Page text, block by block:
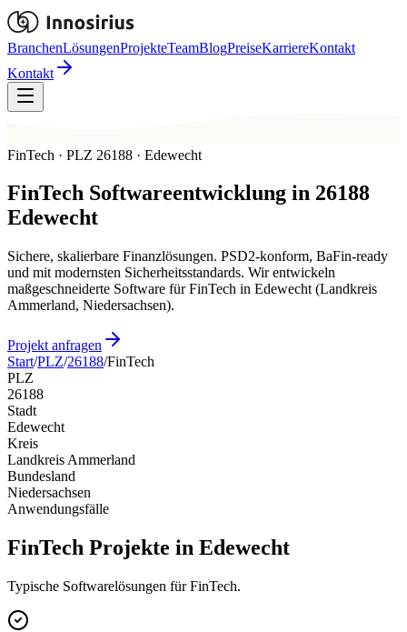
BranchenLösungenProjekteTeamBlogPreiseKarriereKontakt
Kontakt
FinTech · PLZ 26188 · Edewecht
FinTech Softwareentwicklung in 26188
Edewecht
Sichere, skalierbare Finanzlösungen. PSD2-konform, BaFin-ready
und mit modernsten Sicherheitsstandards. Wir entwickeln
maßgeschneiderte Software für FinTech in Edewecht (Landkreis
Ammerland, Niedersachsen).
Projekt anfragen
Start/PLZ/26188/FinTech
PLZ
26188
Stadt
Edewecht
Kreis
Landkreis Ammerland
Bundesland
Niedersachsen
Anwendungsfälle
FinTech Projekte in Edewecht
Typische Softwarelösungen für FinTech.